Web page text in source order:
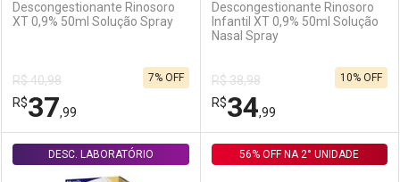
Comprar sem Desconto
Por R$ 16,99/cada
Comprar sem Desconto
Por R$ 16,99/cada
Ativar Desconto
Comprar sem Desconto
Por R$ 59,52/cada
Comprar sem Desconto
Por R$ 59,52/cada
Descongestionante Rinosoro
XT 0,9% 50ml Solução Spray
R$ 40,98
R$37,99
7% OFF
FECHAR
FECHAR
Descongestionante Rinosoro
Infantil XT 0,9% 50ml Solução
Nasal Spray
R$ 38,98
R$34,99
10% OFF
DESC. LABORATÓRIO 56% OFF NA 2° UNIDADE